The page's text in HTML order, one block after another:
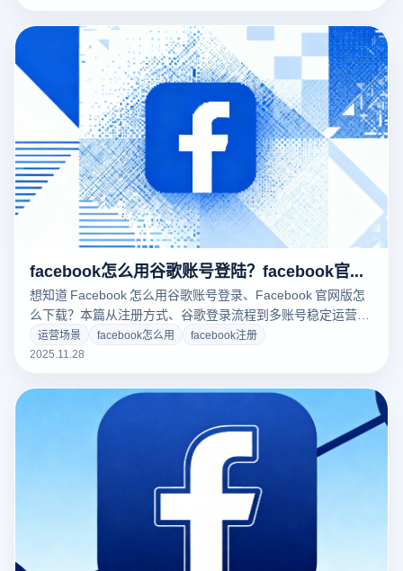
facebook怎么用谷歌账号登陆？facebook官网版怎么下载？
想知道 Facebook 怎么用谷歌账号登录、Facebook 官网版怎
么下载？本篇从注册方式、谷歌登录流程到多账号稳定运营全
面解析，并结合云登指纹浏览器解决账号关联问题，让你的
Facebook 使用更轻松稳定！
运营场景 facebook怎么用
facebook注册
2025.11.28